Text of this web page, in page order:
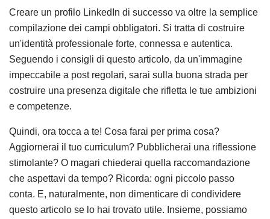
Creare un profilo LinkedIn di successo va oltre la semplice
compilazione dei campi obbligatori. Si tratta di costruire
un'identità professionale forte, connessa e autentica.
Seguendo i consigli di questo articolo, da un'immagine
impeccabile a post regolari, sarai sulla buona strada per
costruire una presenza digitale che rifletta le tue ambizioni
e competenze.
Quindi, ora tocca a te! Cosa farai per prima cosa?
Aggiornerai il tuo curriculum? Pubblicherai una riflessione
stimolante? O magari chiederai quella raccomandazione
che aspettavi da tempo? Ricorda: ogni piccolo passo
conta. E, naturalmente, non dimenticare di condividere
questo articolo se lo hai trovato utile. Insieme, possiamo